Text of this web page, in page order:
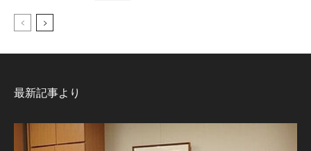
最新記事より